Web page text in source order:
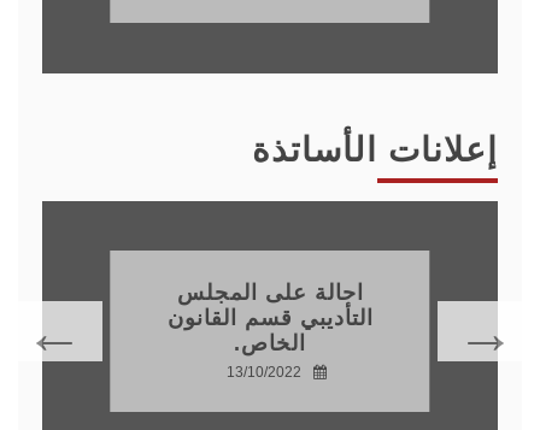
إعلانات الأساتذة
الاعلان عن تغيير مواعيد
تظاهرات علمية
13/10/2022